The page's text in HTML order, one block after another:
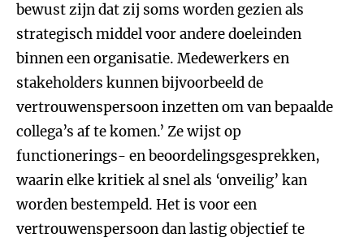
bewust zijn dat zij soms worden gezien als
strategisch middel voor andere doeleinden
binnen een organisatie. Medewerkers en
stakeholders kunnen bijvoorbeeld de
vertrouwenspersoon inzetten om van bepaalde
collega’s af te komen.’ Ze wijst op
functionerings- en beoordelingsgesprekken,
waarin elke kritiek al snel als ‘onveilig’ kan
worden bestempeld. Het is voor een
vertrouwenspersoon dan lastig objectief te